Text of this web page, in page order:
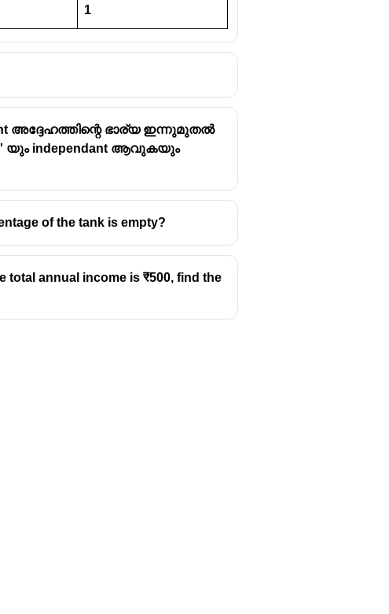
1
അദ്ദേഹത്തിന്റെ ഭാര്യ ഇന്നുമുതൽ
യും independant ആവുകയും
of the tank is empty?
total annual income is ₹500, find the